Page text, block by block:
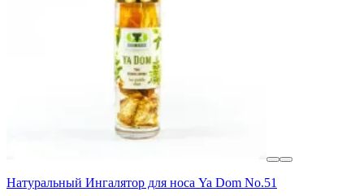
Натуральный Ингалятор для носа Ya Dom No.51